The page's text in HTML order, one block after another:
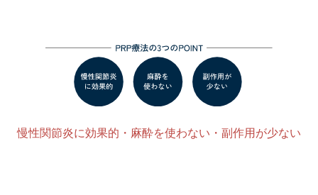
慢性関節炎に効果的・麻酔を使わない・副作用が少ない